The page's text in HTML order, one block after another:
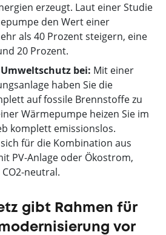
erzeugt. Laut einer Studie
den Wert einer
als 40 Prozent steigern, eine
20 Prozent.
bei: Mit einer
haben Sie die
auf fossile Brennstoffe zu
Wärmepumpe heizen Sie im
komplett emissionslos.
für die Kombination aus
PV-Anlage oder Ökostrom,
neutral.
gibt Rahmen für
vor